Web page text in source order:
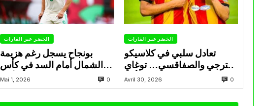
الخضر عبر القارات
بونجاح يسجل رغم هزيمة
الشمال أمام السد في كأس
الأمير
Mai 1, 2026 0
الخضر عبر القارات
تعادل سلبي في كلاسيكو
الترجي والصفاقسي… توغاي
يهدر ركلة جزاء وبوعالية يتألق
Avril 30, 2026 0